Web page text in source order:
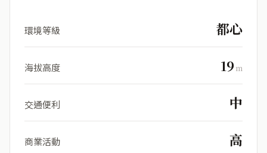
環境等級 都心
海拔高度 19m
交通便利 中
商業活動 高